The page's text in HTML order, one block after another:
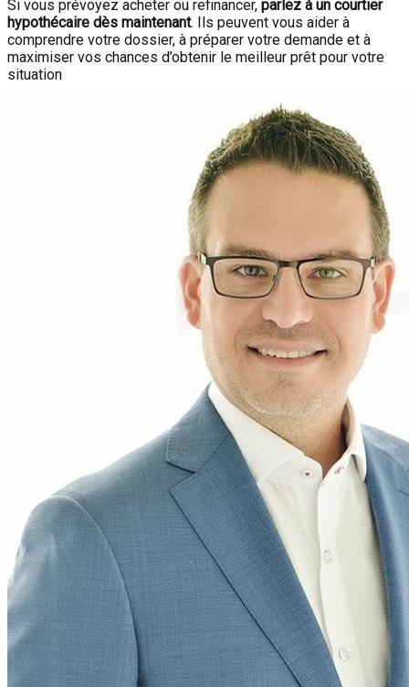
Si vous prévoyez acheter ou refinancer, parlez à un courtier
hypothécaire dès maintenant. Ils peuvent vous aider à
comprendre votre dossier, à préparer votre demande et à
maximiser vos chances d’obtenir le meilleur prêt pour votre
situation